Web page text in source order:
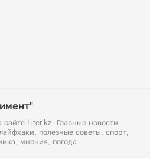
Liter.kz. Главные новости
полезные советы, спорт,
мнения, погода.